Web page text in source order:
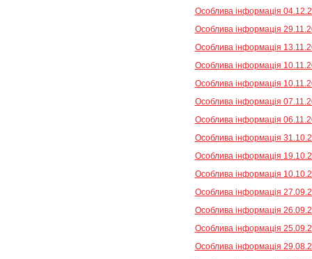
Особлива інформація
Особлива інформація
Особлива інформація
Особлива інформація
Особлива інформація
Особлива інформація
Особлива інформація
Особлива інформація
Особлива інформація
Особлива інформація
Особлива інформація
Особлива інформація
Особлива інформація
Особлива інформація